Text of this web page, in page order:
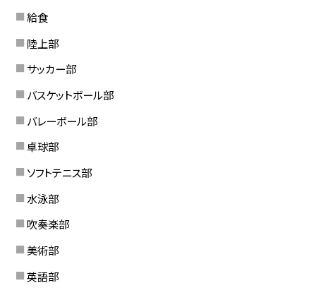
給食
陸上部
サッカー部
バスケットボール部
バレーボール部
卓球部
ソフトテニス部
水泳部
吹奏楽部
美術部
英語部